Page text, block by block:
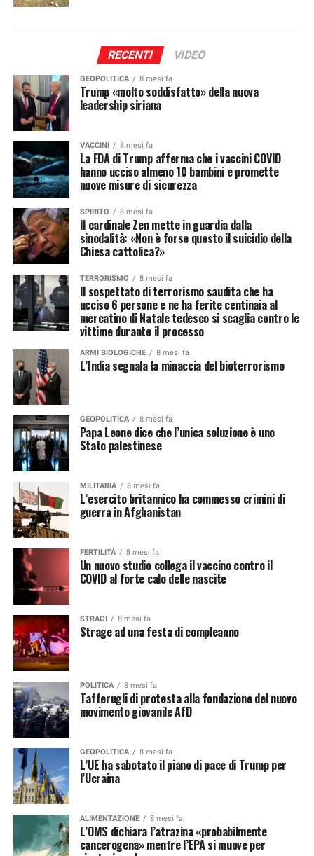
RECENTI VIDEO
GEOPOLITICA 8 mesi fa
Trump «molto soddisfatto» della nuova
leadership siriana
VACCINI 8 mesi fa
La FDA di Trump afferma che i vaccini COVID
hanno ucciso almeno 10 bambini e promette
nuove misure di sicurezza
SPIRITO 8 mesi fa
Il cardinale Zen mette in guardia dalla
sinodalità: «Non è forse questo il suicidio della
Chiesa cattolica?»
TERRORISMO 8 mesi fa
Il sospettato di terrorismo saudita che ha
ucciso 6 persone e ne ha ferite centinaia al
mercatino di Natale tedesco si scaglia contro le
vittime durante il processo
ARMI BIOLOGICHE 8 mesi fa
L’India segnala la minaccia del bioterrorismo
GEOPOLITICA 8 mesi fa
Papa Leone dice che l’unica soluzione è uno
Stato palestinese
MILITARIA 8 mesi fa
L’esercito britannico ha commesso crimini di
guerra in Afghanistan
FERTILITÀ 8 mesi fa
Un nuovo studio collega il vaccino contro il
COVID al forte calo delle nascite
STRAGI 8 mesi fa
Strage ad una festa di compleanno
POLITICA 8 mesi fa
Tafferugli di protesta alla fondazione del nuovo
movimento giovanile AfD
GEOPOLITICA 8 mesi fa
L’UE ha sabotato il piano di pace di Trump per
l’Ucraina
ALIMENTAZIONE 8 mesi fa
L’OMS dichiara l’atrazina «probabilmente
cancerogena» mentre l’EPA si muove per